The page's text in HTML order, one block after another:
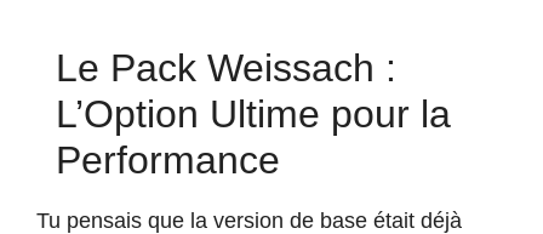
Le Pack Weissach :
L’Option Ultime pour la
Performance
Tu pensais que la version de base était déjà